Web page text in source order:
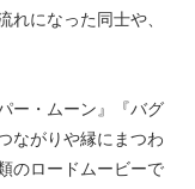
れになった同士や、
ー・ムーン』『バグ
ながりや縁にまつわ
のロードムービーで